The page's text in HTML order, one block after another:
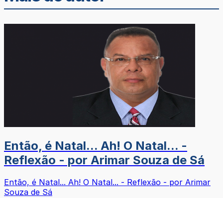
Então, é Natal... Ah! O Natal... -
Reflexão - por Arimar Souza de Sá
Então, é Natal... Ah! O Natal... - Reflexão - por Arimar
Souza de Sá